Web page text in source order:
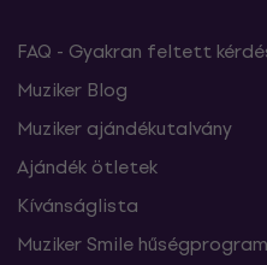
FAQ - Gyakran feltett
Muziker Blog
Muziker ajándékutalvány
Ajándék ötletek
Kívánságlista
Muziker Smile hűségprogram